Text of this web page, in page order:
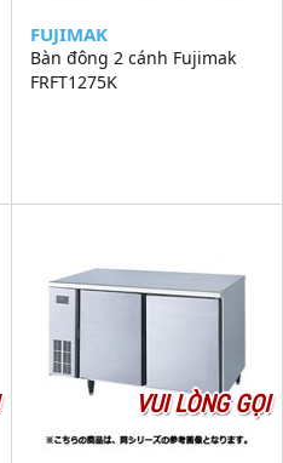
FUJIMAK
Bàn đông 2 cánh Fujimak
FRFT1275K
VUI LÒNG GỌI